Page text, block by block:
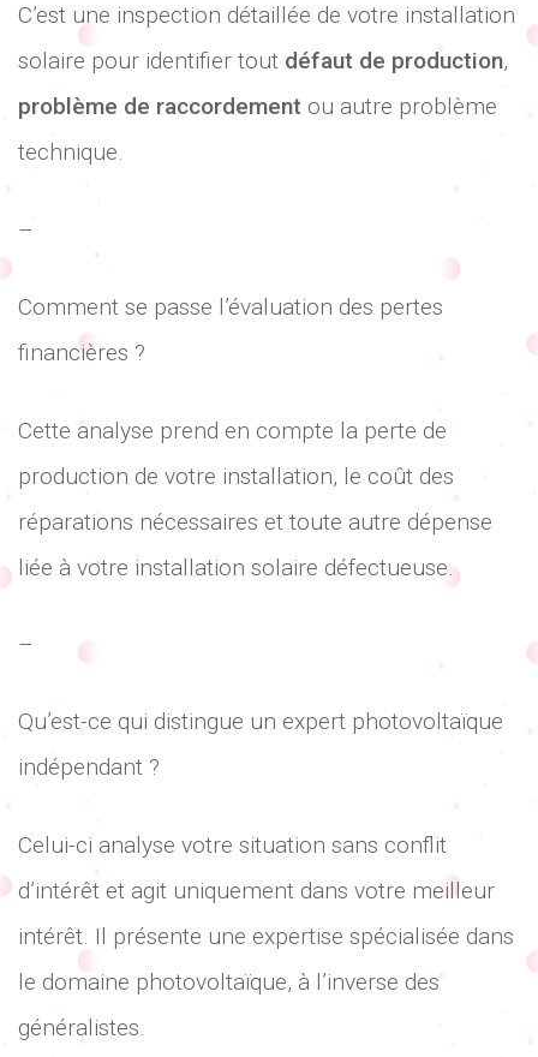
C’est une inspection détaillée de votre installation
solaire pour identifier tout défaut de production,
problème de raccordement ou autre problème
technique.
–
Comment se passe l’évaluation des pertes
financières ?
Cette analyse prend en compte la perte de
production de votre installation, le coût des
réparations nécessaires et toute autre dépense
liée à votre installation solaire défectueuse.
–
Qu’est-ce qui distingue un expert photovoltaïque
indépendant ?
Celui-ci analyse votre situation sans conflit
d’intérêt et agit uniquement dans votre meilleur
intérêt. Il présente une expertise spécialisée dans
le domaine photovoltaïque, à l’inverse des
généralistes.